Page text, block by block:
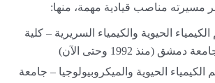
مسيرته مناصب قيادية مهمة، منها:
الحيوية والكيمياء السريرية – كلية
دمشق (منذ 1992 وحتى الآن)
الحيوية والميكروبيولوجيا – جامعة